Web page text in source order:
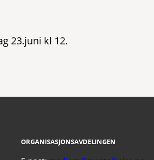
23.juni kl 12.
ORGANISASJONSAVDELINGEN